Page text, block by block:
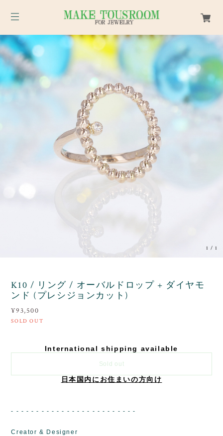
1 /1
K10 / リング / オーバルドロップ + ダイヤモ
ンド (プレシジョンカット)
¥93,500
SOLD OUT
International shipping available
Sold out
日本国内にお住まいの方向け
- - - - - - - - - - - - - - - - - - - - - - - - -
Creator & Designer